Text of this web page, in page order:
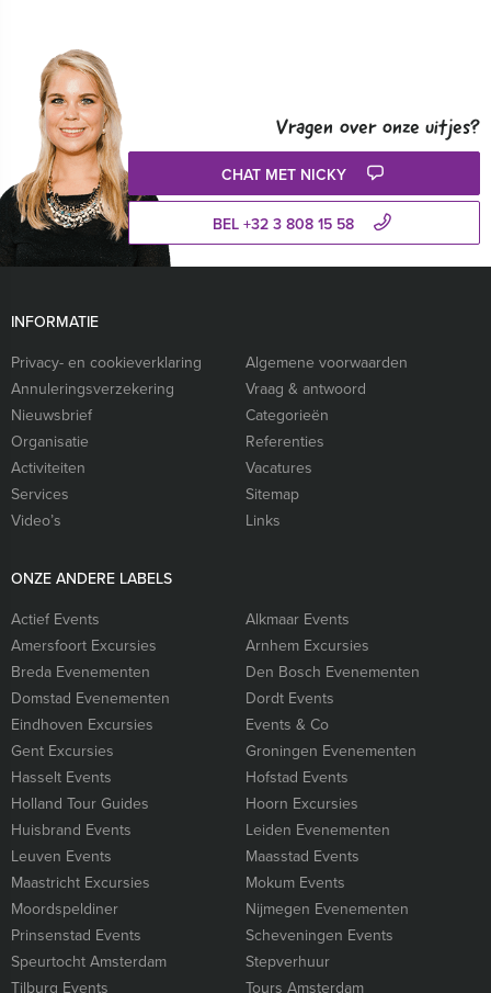
Vragen over onze uitjes?
CHAT MET NICKY
BEL +32 3 808 15 58
INFORMATIE
Privacy- en cookieverklaring
Algemene voorwaarden
Annuleringsverzekering
Vraag & antwoord
Nieuwsbrief
Categorieën
Organisatie
Referenties
Activiteiten
Vacatures
Services
Sitemap
Video’s
Links
ONZE ANDERE LABELS
Actief Events
Alkmaar Events
Amersfoort Excursies
Arnhem Excursies
Breda Evenementen
Den Bosch Evenementen
Domstad Evenementen
Dordt Events
Eindhoven Excursies
Events & Co
Gent Excursies
Groningen Evenementen
Hasselt Events
Hofstad Events
Holland Tour Guides
Hoorn Excursies
Huisbrand Events
Leiden Evenementen
Leuven Events
Maasstad Events
Maastricht Excursies
Mokum Events
Moordspeldiner
Nijmegen Evenementen
Prinsenstad Events
Scheveningen Events
Speurtocht Amsterdam
Stepverhuur
Tilburg Events
Tours Amsterdam